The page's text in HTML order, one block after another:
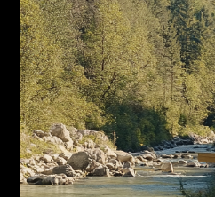
Politika privatnosti
©2025